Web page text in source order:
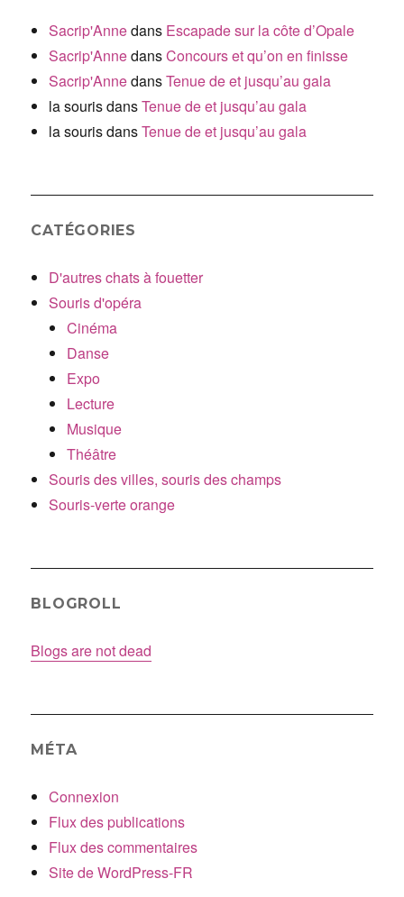
Sacrip'Annedans Escapade sur la côte d’Opale
Sacrip'AnnedansConcours et qu’on en finisse
Sacrip'AnnedansTenue de et jusqu’au gala
la sourisdansTenue de et jusqu’au gala
la sourisdansTenue de et jusqu’au gala
CATÉGORIES
D'autres chats à fouetter
Souris d'opéra
Cinéma
Danse
Expo
Lecture
Musique
Théâtre
Souris des villes, souris des champs
Souris-verte orange
BLOGROLL
Blogs are not dead
MÉTA
Connexion
Flux des publications
Flux des commentaires
Site de WordPress-FR